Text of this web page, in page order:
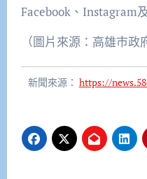
Facebook、Instagram
（圖片來源：高雄市政
新聞來源： https://